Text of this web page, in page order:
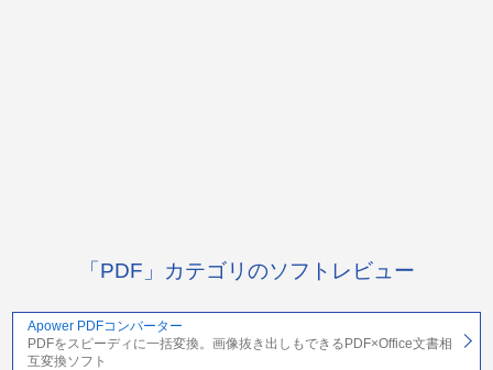
「PDF」カテゴリのソフトレビュー
Apower PDFコンバーター
PDFをスピーディに一括変換。画像抜き出しもできるPDF×Office文書相
互変換ソフト